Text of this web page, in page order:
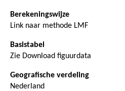
Berekeningswijze
Link naar methode LMF
Basistabel
Zie Download figuurdata
Geografische verdeling
Nederland